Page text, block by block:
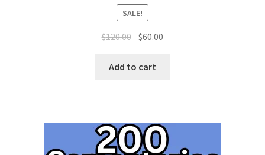
SALE!
$120.00 $60.00
Add to cart